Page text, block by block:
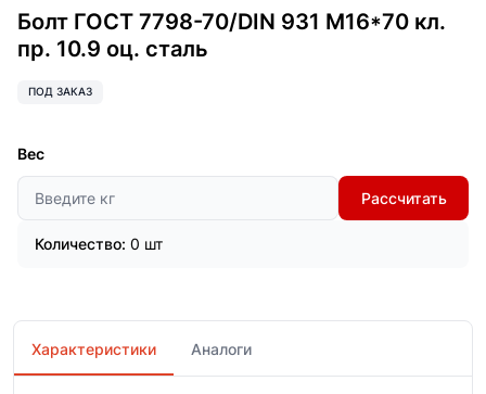
Болт ГОСТ 7798-70/DIN 931 М16*70 кл.
пр. 10.9 оц. сталь
ПОД ЗАКАЗ
Вес
Рассчитать
Количество: 0 шт
Характеристики Аналоги